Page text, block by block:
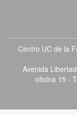
Centro UC de la
Avenida
oficina 15 -